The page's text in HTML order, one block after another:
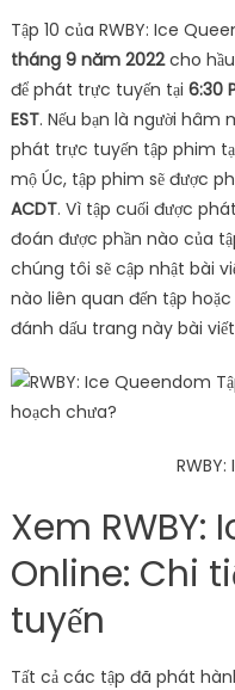
Tập 10 của RWBY: Ice
tháng 9 năm 2022cho hầu
để phát trực tuyến tại 6:30
EST. Nếu bạn là người hâm
phát trực tuyến tập phim
mộ Úc, tập phim sẽ được
ACDT. Vì tập cuối được
đoán được phần nào của
chúng tôi sẽ cập nhật bài
nào liên quan đến tập
đánh dấu trang này bài
Xem RWBY:
Online: Chi
tuyến
Tất cả các tập đã phát